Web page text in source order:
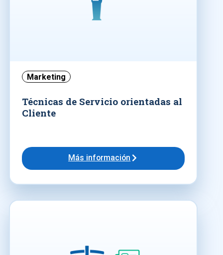
Marketing
Técnicas de Servicio orientadas al
Cliente
Más información